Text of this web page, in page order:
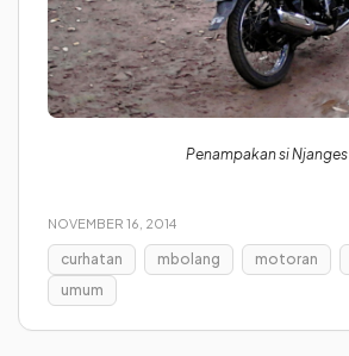
Penampakan si Njanges
NOVEMBER 16, 2014
curhatan mbolang motoran
umum